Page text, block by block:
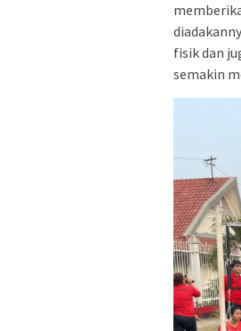
fisik dan
semakin